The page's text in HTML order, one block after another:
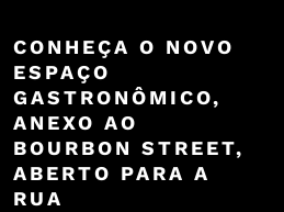
CONHEÇA O NOVO
ESPAÇO
GASTRONÔMICO,
ANEXO AO
BOURBON STREET,
ABERTO PARA A
RUA